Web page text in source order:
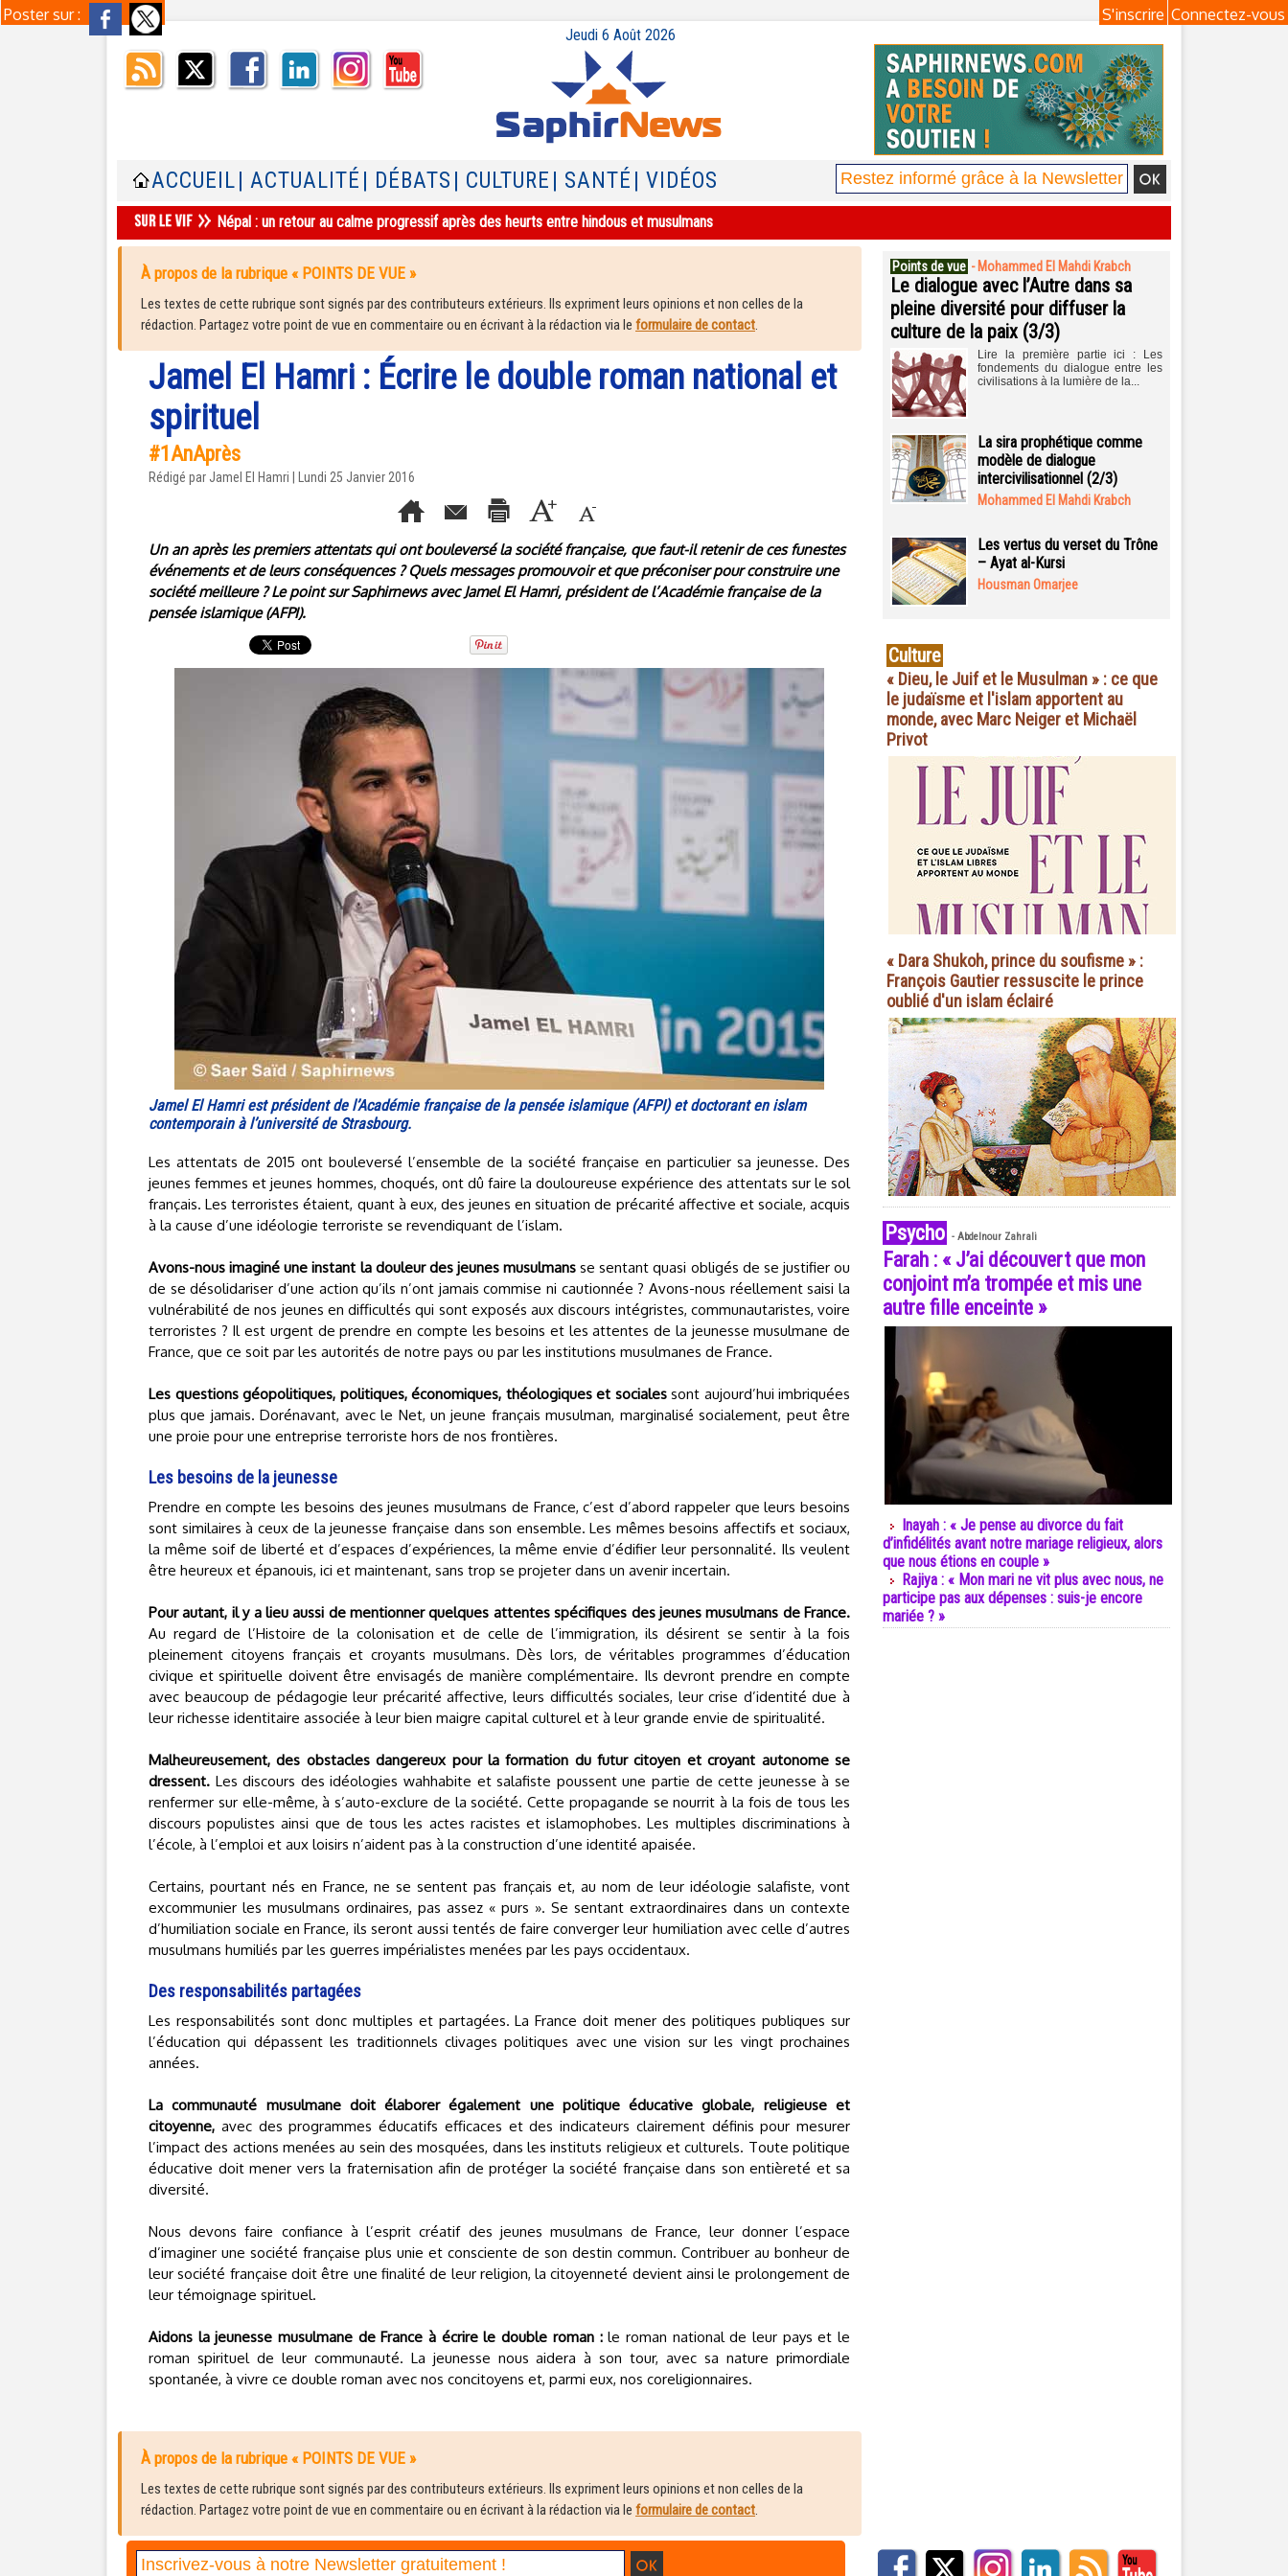
Poster sur : Connectez-vous
S'inscrire
Jeudi 6 Août 2026
ACCUEIL | ACTUALITÉ | DÉBATS | CULTURE | SANTÉ | VIDÉOS
Népal : un retour au calme progressif après des heurts entre hindous et musulmans
À propos de la rubrique « POINTS DE VUE »
Les textes de cette rubrique sont signés par des contributeurs extérieurs. Ils expriment leurs opinions et non celles de la
rédaction. Partagez votre point de vue en commentaire ou en écrivant à la rédaction via le formulaire de contact.
Jamel El Hamri : Écrire le double roman national et
spirituel
#1AnAprès
Rédigé par Jamel El Hamri | Lundi 25 Janvier 2016
Un an après les premiers attentats qui ont bouleversé la société française, que faut-il retenir de ces funestes
événements et de leurs conséquences ? Quels messages promouvoir et que préconiser pour construire une
société meilleure ? Le point sur Saphirnews avec Jamel El Hamri, président de l’Académie française de la
pensée islamique (AFPI).
Jamel El Hamri est président de l’Académie française de la pensée islamique (AFPI) et doctorant en islam
contemporain à l’université de Strasbourg.
Les attentats de 2015 ont bouleversé l’ensemble de la société française en particulier sa jeunesse. Des
jeunes femmes et jeunes hommes, choqués, ont dû faire la douloureuse expérience des attentats sur le sol
français. Les terroristes étaient, quant à eux, des jeunes en situation de précarité affective et sociale, acquis
à la cause d’une idéologie terroriste se revendiquant de l’islam.
Avons-nous imaginé une instant la douleur des jeunes musulmans se sentant quasi obligés de se justifier ou
de se désolidariser d’une action qu’ils n’ont jamais commise ni cautionnée ? Avons-nous réellement saisi la
vulnérabilité de nos jeunes en difficultés qui sont exposés aux discours intégristes, communautaristes, voire
terroristes ? Il est urgent de prendre en compte les besoins et les attentes de la jeunesse musulmane de
France, que ce soit par les autorités de notre pays ou par les institutions musulmanes de France.
Les questions géopolitiques, politiques, économiques, théologiques et socialessont aujourd’hui imbriquées
plus que jamais. Dorénavant, avec le Net, un jeune français musulman, marginalisé socialement, peut être
une proie pour une entreprise terroriste hors de nos frontières.
Les besoins de la jeunesse
Prendre en compte les besoins des jeunes musulmans de France, c’est d’abord rappeler que leurs besoins
sont similaires à ceux de la jeunesse française dans son ensemble. Les mêmes besoins affectifs et sociaux,
la même soif de liberté et d’espaces d’expériences, la même envie d’édifier leur personnalité. Ils veulent
être heureux et épanouis, ici et maintenant, sans trop se projeter dans un avenir incertain.
Pour autant, il y a lieu aussi de mentionner quelques attentes spécifiques des jeunes musulmans de France.
Au regard de l’Histoire de la colonisation et de celle de l’immigration, ils désirent se sentir à la fois
pleinement citoyens français et croyants musulmans. Dès lors, de véritables programmes d’éducation
civique et spirituelle doivent être envisagés de manière complémentaire. Ils devront prendre en compte
avec beaucoup de pédagogie leur précarité affective, leurs difficultés sociales, leur crise d’identité due à
leur richesse identitaire associée à leur bien maigre capital culturel et à leur grande envie de spiritualité.
Malheureusement, des obstacles dangereux pour la formation du futur citoyen et croyant autonome se
dressent. Les discours des idéologies wahhabite et salafiste poussent une partie de cette jeunesse à se
renfermer sur elle-même, à s’auto-exclure de la société. Cette propagande se nourrit à la fois de tous les
discours populistes ainsi que de tous les actes racistes et islamophobes. Les multiples discriminations à
l’école, à l’emploi et aux loisirs n’aident pas à la construction d’une identité apaisée.
Certains, pourtant nés en France, ne se sentent pas français et, au nom de leur idéologie salafiste, vont
excommunier les musulmans ordinaires, pas assez « purs ». Se sentant extraordinaires dans un contexte
d’humiliation sociale en France, ils seront aussi tentés de faire converger leur humiliation avec celle d’autres
musulmans humiliés par les guerres impérialistes menées par les pays occidentaux.
Des responsabilités partagées
Les responsabilités sont donc multiples et partagées. La France doit mener des politiques publiques sur
l’éducation qui dépassent les traditionnels clivages politiques avec une vision sur les vingt prochaines
années.
La communauté musulmane doit élaborer également une politique éducative globale, religieuse et
citoyenne, avec des programmes éducatifs efficaces et des indicateurs clairement définis pour mesurer
l’impact des actions menées au sein des mosquées, dans les instituts religieux et culturels. Toute politique
éducative doit mener vers la fraternisation afin de protéger la société française dans son entièreté et sa
diversité.
Nous devons faire confiance à l’esprit créatif des jeunes musulmans de France, leur donner l’espace
d’imaginer une société française plus unie et consciente de son destin commun. Contribuer au bonheur de
leur société française doit être une finalité de leur religion, la citoyenneté devient ainsi le prolongement de
leur témoignage spirituel.
Aidons la jeunesse musulmane de France à écrire le double roman :le roman national de leur pays et le
roman spirituel de leur communauté. La jeunesse nous aidera à son tour, avec sa nature primordiale
spontanée, à vivre ce double roman avec nos concitoyens et, parmi eux, nos coreligionnaires.
À propos de la rubrique « POINTS DE VUE »
Les textes de cette rubrique sont signés par des contributeurs extérieurs. Ils expriment leurs opinions et non celles de la
rédaction. Partagez votre point de vue en commentaire ou en écrivant à la rédaction via le formulaire de contact.
Points de vue - Mohammed El Mahdi Krabch
Le dialogue avec l’Autre dans sa
pleine diversité pour diffuser la
culture de la paix (3/3)
Lire la première partie ici : Les
fondements du dialogue entre les
civilisations à la lumière de la...
La sira prophétique comme
modèle de dialogue
intercivilisationnel (2/3)
Mohammed El Mahdi Krabch
Les vertus du verset du Trône
– Ayat al-Kursi
Housman Omarjee
Culture
« Dieu, le Juif et le Musulman » : ce que
le judaïsme et l'islam apportent au
monde, avec Marc Neiger et Michaël
Privot
« Dara Shukoh, prince du soufisme » :
François Gautier ressuscite le prince
oublié d'un islam éclairé
Psycho - Abdelnour Zahrali
Farah : « J’ai découvert que mon
conjoint m’a trompée et mis une
autre fille enceinte »
Inayah : « Je pense au divorce du fait
d’infidélités avant notre mariage religieux, alors
que nous étions en couple »
Rajiya : « Mon mari ne vit plus avec nous, ne
participe pas aux dépenses : suis-je encore
mariée ? »